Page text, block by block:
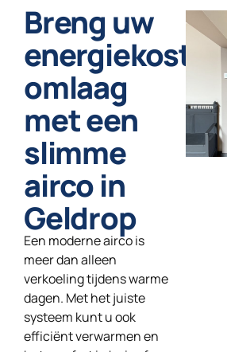
Breng uw
energiekosten
omlaag
met een
slimme
airco in
Geldrop
Een moderne airco is
meer dan alleen
verkoeling tijdens warme
dagen. Met het juiste
systeem kunt u ook
efficiënt verwarmen en